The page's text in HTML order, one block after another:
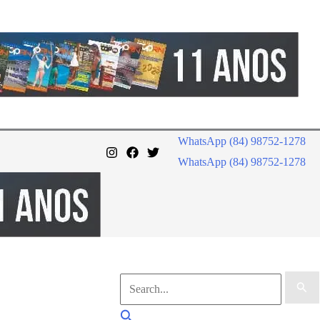
WhatsApp (84) 98752-1278
WhatsApp (84) 98752-1278
por: